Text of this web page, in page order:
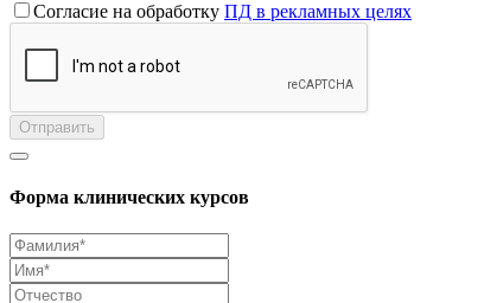
Согласие на обработку ПД в рекламных целях
Отправить
Форма клинических курсов